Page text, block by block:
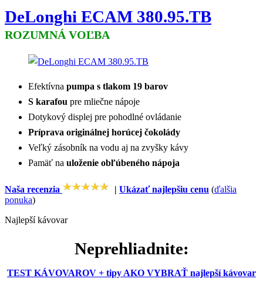
DeLonghi ECAM 380.95.TB
ROZUMNÁ VOĽBA
Efektívna pumpa s tlakom 19 barov
S karafou pre mliečne nápoje
Dotykový displej pre pohodlné ovládanie
Príprava originálnej horúcej čokolády
Veľký zásobník na vodu aj na zvyšky kávy
Pamäť na uloženie obľúbeného nápoja
Naša recenzia | Ukázať najlepšiu cenu (ďalšia
ponuka)
Najlepší kávovar
Neprehliadnite:
TEST KÁVOVAROV + tipy AKO VYBRAŤ najlepší kávovar